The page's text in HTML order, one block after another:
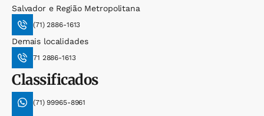
Salvador e Região Metropolitana
(71) 2886-1613
Demais localidades
71 2886-1613
Classificados
(71) 99965-8961